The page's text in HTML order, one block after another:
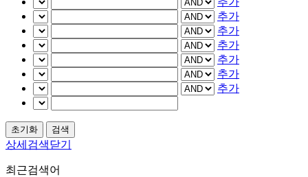
추가
추가
추가
추가
추가
추가
상세검색닫기
최근검색어